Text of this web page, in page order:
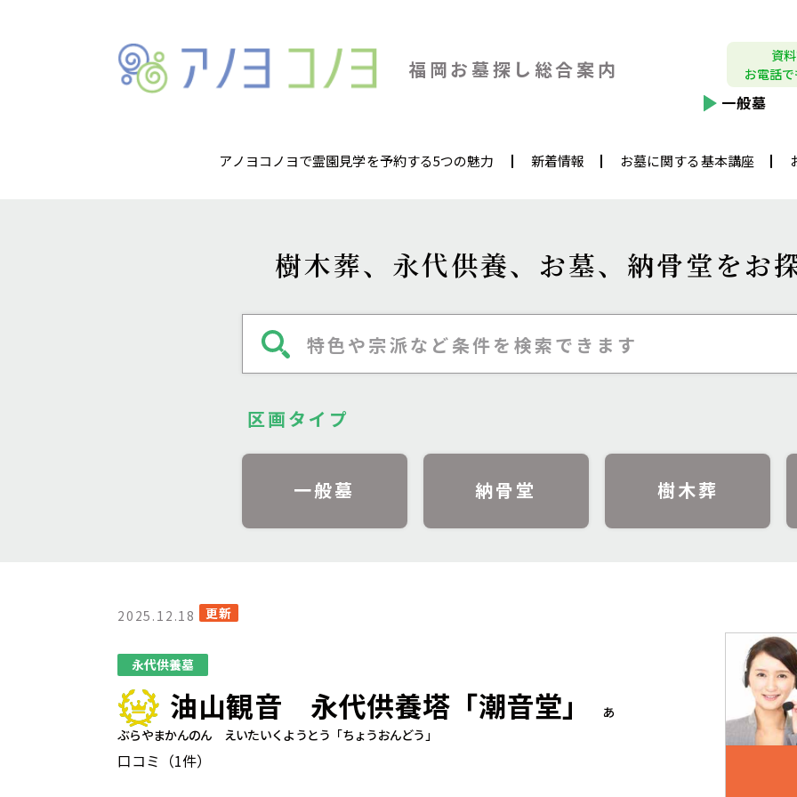
福岡お墓探し 総合案内
資
お電話
一般墓
アノヨコノヨで霊園見学を予約する5つの魅力 新着情報 お墓に関する基本講座
樹木葬、永代供養、 お墓、納骨堂をお
特色や宗派など条件を検索できます
区画タイプ
一般墓 納骨堂 樹木葬
2025.12.18 更新
永代供養墓
油山観音 永代供養塔「潮音堂」
あ
ぶらやまかんのん えいたいくようとう「ちょうおんどう」
口コミ（1件）